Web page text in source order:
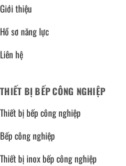
Giới thiệu
Hồ sơ năng lực
Liên hệ
THIẾT BỊ BẾP CÔNG NGHIỆP
Thiết bị bếp công nghiệp
Bếp công nghiệp
Thiết bị inox bếp công nghiệp